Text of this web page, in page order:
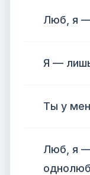
Люб, я
Я —
Ты у
Люб, я